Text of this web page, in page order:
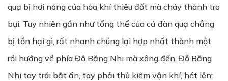
quạ bị hơi nóng của hỏa khí thiêu đốt mà cháy thành tro
bụi. Tuy nhiên gần như tổng thể của cả đàn quạ chẳng
bị tổn hại gì, rất nhanh chúng lại hợp nhất thành một
rồi hướng về phía Đỗ Băng Nhi mà xông đến. Đỗ Băng
Nhi tay trái bắt ấn, tay phải thủ kiếm vận khí, hét lên: